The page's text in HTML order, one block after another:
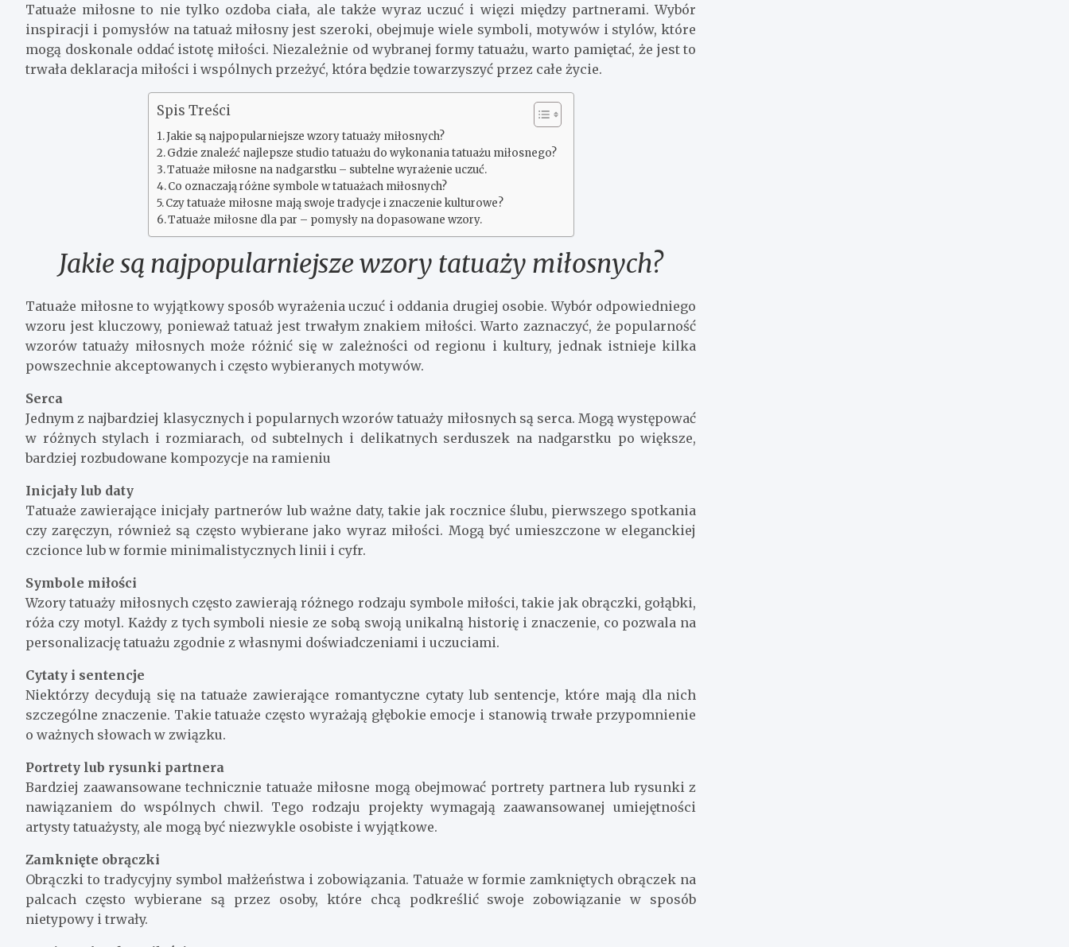
Tatuaże miłosne to nie tylko ozdoba ciała, ale także wyraz uczuć i więzi między partnerami. Wybór
inspiracji i pomysłów na tatuaż miłosny jest szeroki, obejmuje wiele symboli, motywów i stylów, które
mogą doskonale oddać istotę miłości. Niezależnie od wybranej formy tatuażu, warto pamiętać, że jest to
trwała deklaracja miłości i wspólnych przeżyć, która będzie towarzyszyć przez całe życie.
Spis Treści
Jakie są najpopularniejsze wzory tatuaży miłosnych?
Gdzie znaleźć najlepsze studio tatuażu do wykonania tatuażu miłosnego?
Tatuaże miłosne na nadgarstku – subtelne wyrażenie uczuć.
Co oznaczają różne symbole w tatuażach miłosnych?
Czy tatuaże miłosne mają swoje tradycje i znaczenie kulturowe?
Tatuaże miłosne dla par – pomysły na dopasowane wzory.
Jakie są najpopularniejsze wzory tatuaży miłosnych?
Tatuaże miłosne to wyjątkowy sposób wyrażenia uczuć i oddania drugiej osobie. Wybór odpowiedniego
wzoru jest kluczowy, ponieważ tatuaż jest trwałym znakiem miłości. Warto zaznaczyć, że popularność
wzorów tatuaży miłosnych może różnić się w zależności od regionu i kultury, jednak istnieje kilka
powszechnie akceptowanych i często wybieranych motywów.
Serca
Jednym z najbardziej klasycznych i popularnych wzorów tatuaży miłosnych są serca. Mogą występować
w różnych stylach i rozmiarach, od subtelnych i delikatnych serduszek na nadgarstku po większe,
bardziej rozbudowane kompozycje na ramieniu
Inicjały lub daty
Tatuaże zawierające inicjały partnerów lub ważne daty, takie jak rocznice ślubu, pierwszego spotkania
czy zaręczyn, również są często wybierane jako wyraz miłości. Mogą być umieszczone w eleganckiej
czcionce lub w formie minimalistycznych linii i cyfr.
Symbole miłości
Wzory tatuaży miłosnych często zawierają różnego rodzaju symbole miłości, takie jak obrączki, gołąbki,
róża czy motyl. Każdy z tych symboli niesie ze sobą swoją unikalną historię i znaczenie, co pozwala na
personalizację tatuażu zgodnie z własnymi doświadczeniami i uczuciami.
Cytaty i sentencje
Niektórzy decydują się na tatuaże zawierające romantyczne cytaty lub sentencje, które mają dla nich
szczególne znaczenie. Takie tatuaże często wyrażają głębokie emocje i stanowią trwałe przypomnienie
o ważnych słowach w związku.
Portrety lub rysunki partnera
Bardziej zaawansowane technicznie tatuaże miłosne mogą obejmować portrety partnera lub rysunki z
nawiązaniem do wspólnych chwil. Tego rodzaju projekty wymagają zaawansowanej umiejętności
artysty tatuażysty, ale mogą być niezwykle osobiste i wyjątkowe.
Zamknięte obrączki
Obrączki to tradycyjny symbol małżeństwa i zobowiązania. Tatuaże w formie zamkniętych obrączek na
palcach często wybierane są przez osoby, które chcą podkreślić swoje zobowiązanie w sposób
nietypowy i trwały.